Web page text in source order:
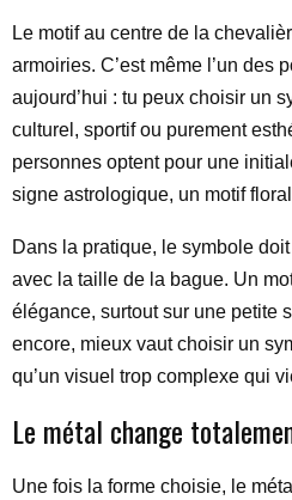
Le motif au centre de la
armoiries. C’est même l’un des
aujourd’hui : tu peux choisir un
culturel, sportif ou purement
personnes optent pour une
signe astrologique, un motif
Dans la pratique, le symbole
avec la taille de la bague. Un
élégance, surtout sur une petite
encore, mieux vaut choisir un
qu’un visuel trop complexe qui
Le métal change
Une fois la forme choisie, le